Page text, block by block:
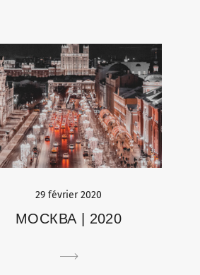
29 février 2020
МОСКВА | 2020